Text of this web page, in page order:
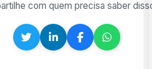
com quem precisa saber